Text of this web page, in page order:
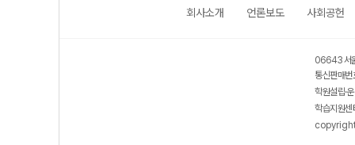
회사소개 언론보도 사회공헌
06643 서
통신판매
학원설립·
학습지원